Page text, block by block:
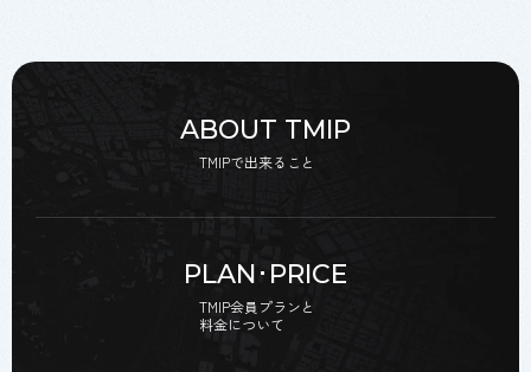
ABOUT TMIP
TMIPで出来ること
PLAN･PRICE
TMIP会員プランと
料金について